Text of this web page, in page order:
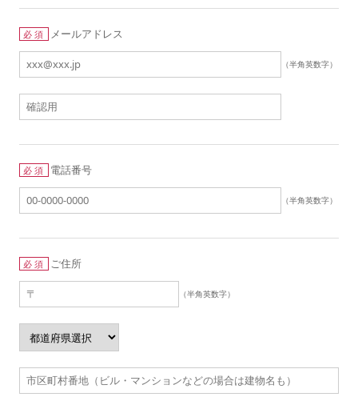
必須 メールアドレス
（半角英数字）
必須 電話番号
（半角英数字）
必須 ご住所
（半角英数字）